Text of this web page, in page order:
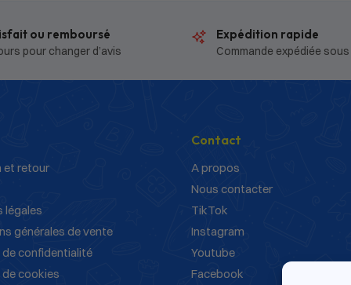
ou remboursé
pour changer d’avis
Expédition rapide
Commande expédiée
et retour
légales
générales de vente
confidentialité
cookies
Contact
A propos
Nous contacter
TikTok
Instagram
Youtube
Facebook